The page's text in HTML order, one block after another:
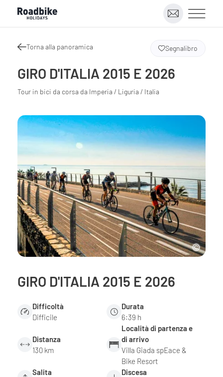
Torna alla panoramica
GIRO D'ITALIA 2015 E 2026
Tour in bici da corsa da Imperia / Liguria / Italia
Segnalibro
GIRO D'ITALIA 2015 E 2026
Difficoltà
Difficile
Durata
6:39 h
Distanza
130 km
Località di partenza e
di arrivo
Villa Giada spEace &
Bike Resort
Salita
Discesa